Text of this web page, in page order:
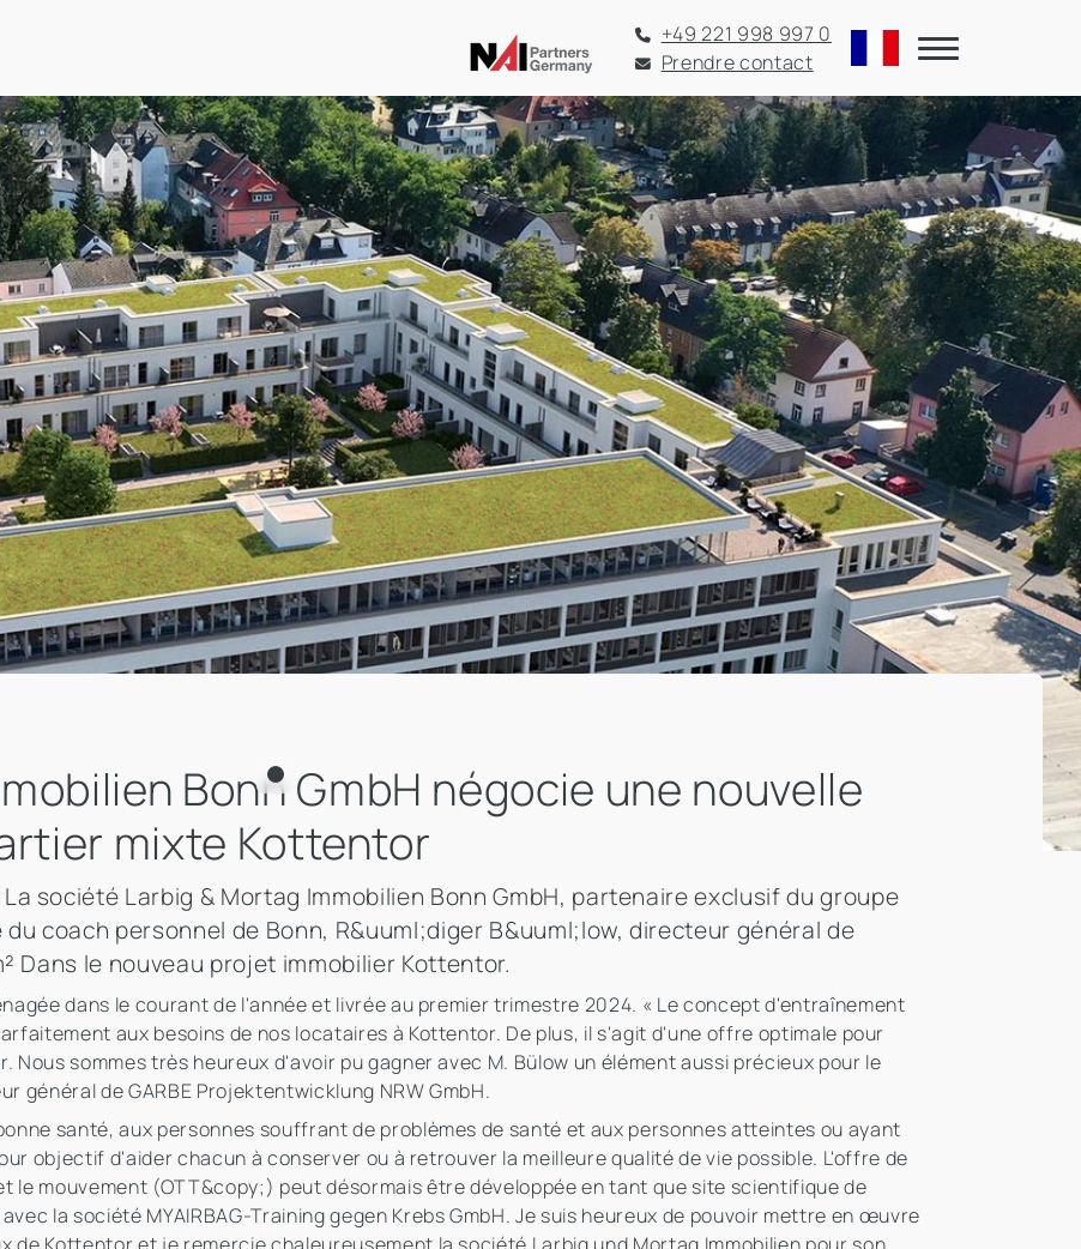
+49 221 998 997 0
Prendre contact
Bonn GmbH négocie une nouvelle
mixte Kottentor
La société Larbig & Mortag Immobilien Bonn GmbH, partenaire exclusif du groupe
coach personnel de Bonn, R&uuml;diger B&uuml;low, directeur général de
Dans le nouveau projet immobilier Kottentor.
dans le courant de l'année et livrée au premier trimestre 2024. « Le concept d'entraînement
aux besoins de nos locataires à Kottentor. De plus, il s'agit d'une offre optimale pour
sommes très heureux d'avoir pu gagner avec M. Bülow un élément aussi précieux pour le
général de GARBE Projektentwicklung NRW GmbH.
santé, aux personnes souffrant de problèmes de santé et aux personnes atteintes ou ayant
objectif d'aider chacun à conserver ou à retrouver la meilleure qualité de vie possible. L'offre de
le mouvement (OTT&copy;) peut désormais être développée en tant que site scientifique de
la société MYAIRBAG-Training gegen Krebs GmbH. Je suis heureux de pouvoir mettre en œuvre